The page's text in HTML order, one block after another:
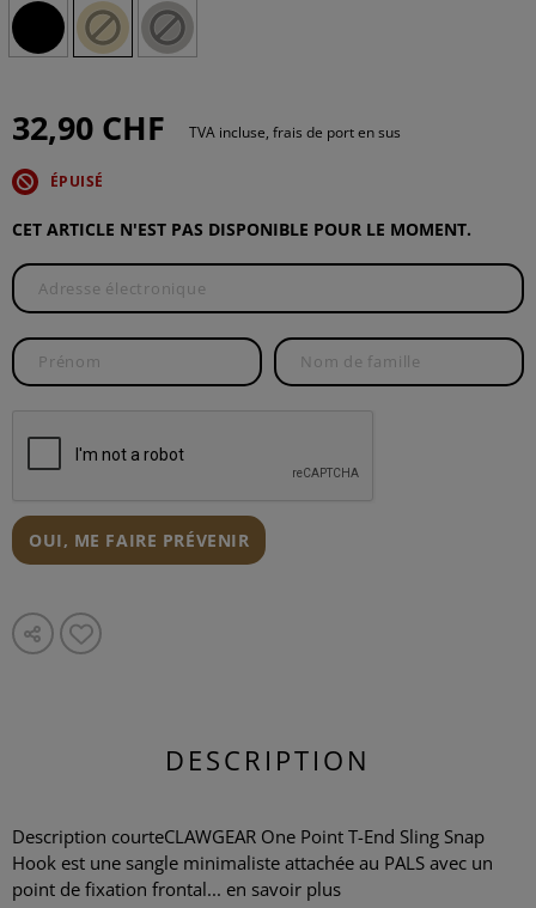
32,90 CHF TVA incluse, frais de port en sus
ÉPUISÉ
CET ARTICLE N'EST PAS DISPONIBLE POUR LE MOMENT.
OUI, ME FAIRE PRÉVENIR
DESCRIPTION
Description courteCLAWGEAR One Point T-End Sling Snap
Hook est une sangle minimaliste attachée au PALS avec un
point de fixation frontal... en savoir plus